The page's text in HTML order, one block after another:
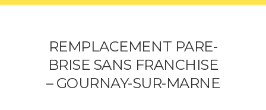
REMPLACEMENT PARE-
BRISE SANS FRANCHISE
– GOURNAY-SUR-MARNE